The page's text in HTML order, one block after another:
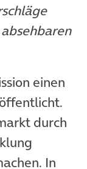
einen
durch
In